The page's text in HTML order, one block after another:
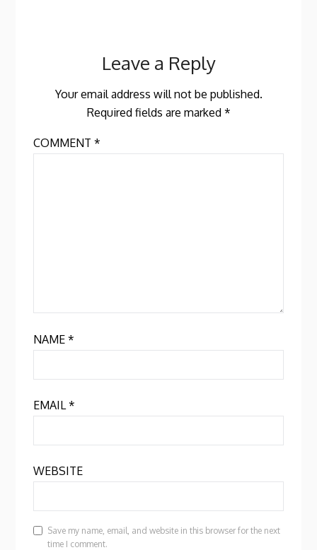
Leave a Reply
Your email address will not be published.
Required fields are marked *
COMMENT*
NAME*
EMAIL*
WEBSITE
Save my name, email, and website in this browser for the next
time I comment.